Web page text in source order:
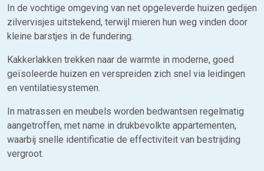
In de vochtige omgeving van net opgeleverde huizen gedijen
zilvervisjes uitstekend, terwijl mieren hun weg vinden door
kleine barstjes in de fundering.
Kakkerlakken trekken naar de warmte in moderne, goed
geïsoleerde huizen en verspreiden zich snel via leidingen
en ventilatiesystemen.
In matrassen en meubels worden bedwantsen regelmatig
aangetroffen, met name in drukbevolkte appartementen,
waarbij snelle identificatie de effectiviteit van bestrijding
vergroot.